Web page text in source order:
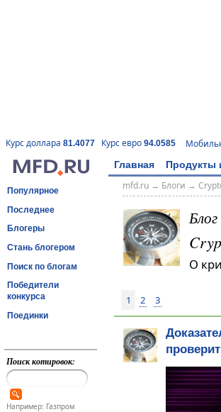
Курс доллара 81.4077 Курс евро 94.0585
Главная Продукты
Популярное
Последнее
Блогеры
Стань блогером
Поиск по блогам
Победители
конкурса
Поединки
Поиск котировок:
Например: Газпром
mfd.ru→ Блоги →
О
1 2 3